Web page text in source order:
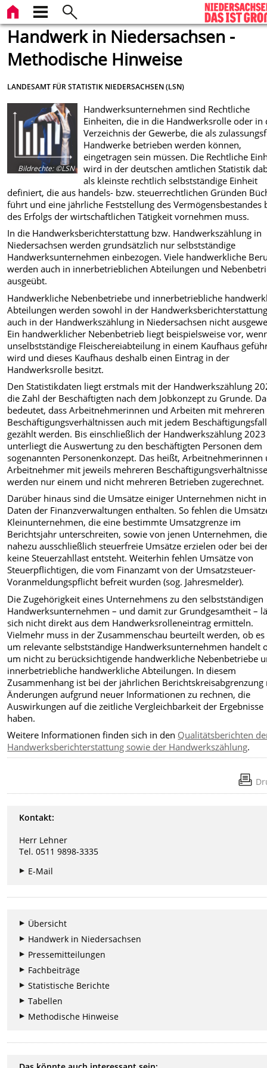
Handwerk in Niedersachsen -
Methodische Hinweise
LANDESAMT FÜR STATISTIK NIEDERSACHSEN (LSN)
Bildrechte:©LSN
Handwerksunternehmen sind Rechtliche
Einheiten, die in die Handwerksrolle oder in
Verzeichnis der Gewerbe, die als
Handwerke betrieben werden können,
eingetragen sein müssen. Die Rechtliche
wird in der deutschen amtlichen Statistik
als kleinste rechtlich selbstständige Einheit
definiert, die aus handels- bzw. steuerrechtlichen Gründen
führt und eine jährliche Feststellung des Vermögensbestandes
des Erfolgs der wirtschaftlichen Tätigkeit vornehmen muss.
In die Handwerksberichterstattung bzw. Handwerkszählung in
Niedersachsen werden grundsätzlich nur selbstständige
Handwerksunternehmen einbezogen. Viele handwerkliche
werden auch in innerbetrieblichen Abteilungen und
ausgeübt.
Handwerkliche Nebenbetriebe und innerbetriebliche
Abteilungen werden sowohl in der
auch in der Handwerkszählung in Niedersachsen nicht
Ein handwerklicher Nebenbetrieb liegt beispielsweise vor,
unselbstständige Fleischereiabteilung in einem Kaufhaus
wird und dieses Kaufhaus deshalb einen Eintrag in der
Handwerksrolle besitzt.
Den Statistikdaten liegt erstmals mit der Handwerkszählung
die Zahl der Beschäftigten nach dem Jobkonzept zu Grunde.
bedeutet, dass Arbeitnehmerinnen und Arbeiten mit mehreren
Beschäftigungsverhältnissen auch mit jedem Beschäftigungsfall
gezählt werden. Bis einschließlich der Handwerkszählung 2023
unterliegt die Auswertung zu den beschäftigten Personen dem
sogenannten Personenkonzept. Das heißt, Arbeitnehmerinnen
Arbeitnehmer mit jeweils mehreren
werden nur einem und nicht mehreren Betrieben zugerechnet.
Darüber hinaus sind die Umsätze einiger Unternehmen nicht
Daten der Finanzverwaltungen enthalten. So fehlen die
Kleinunternehmen, die eine bestimmte Umsatzgrenze im
Berichtsjahr unterschreiten, sowie von jenen Unternehmen, die
nahezu ausschließlich steuerfreie Umsätze erzielen oder bei
keine Steuerzahllast entsteht. Weiterhin fehlen Umsätze von
Steuerpflichtigen, die vom Finanzamt von der Umsatzsteuer-
Voranmeldungspflicht befreit wurden (sog. Jahresmelder).
Die Zugehörigkeit eines Unternehmens zu den selbstständigen
Handwerksunternehmen – und damit zur Grundgesamtheit –
sich nicht direkt aus dem Handwerksrolleneintrag ermitteln.
Vielmehr muss in der Zusammenschau beurteilt werden, ob es
um relevante selbstständige Handwerksunternehmen handelt
um nicht zu berücksichtigende handwerkliche Nebenbetriebe
innerbetriebliche handwerkliche Abteilungen. In diesem
Zusammenhang ist bei der jährlichen Berichtskreisabgrenzung
Änderungen aufgrund neuer Informationen zu rechnen, die
Auswirkungen auf die zeitliche Vergleichbarkeit der Ergebnisse
haben.
Weitere Informationen finden sich in den Qualitätsberichten
Handwerksberichterstattung sowie der Handwerkszählung.
Kontakt:
Herr Lehner
Tel. 0511 9898-3335
E-Mail
Übersicht
Handwerk in Niedersachsen
Pressemitteilungen
Fachbeiträge
Statistische Berichte
Tabellen
Methodische Hinweise